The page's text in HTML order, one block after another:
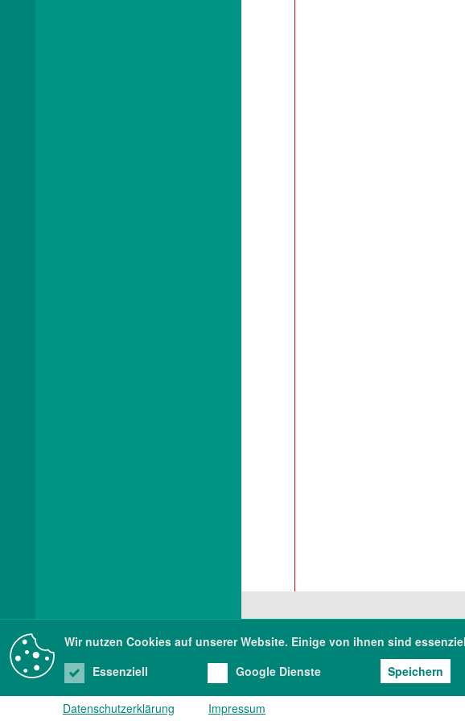
Sächsische
Pillnitzer Landstr. 10
01326 Dresden
Wir nutzen Cookies auf unserer Website. Einige von ihnen sind
Essenziell
Google Dienste Speichern
Datenschutzerklärung Impressum